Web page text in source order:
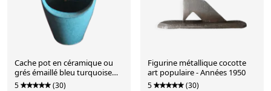
Cache pot en céramique ou
grés émaillé bleu turquoise
signé
5 (30)
Figurine métallique cocotte
art populaire - Années 1950
5 (30)